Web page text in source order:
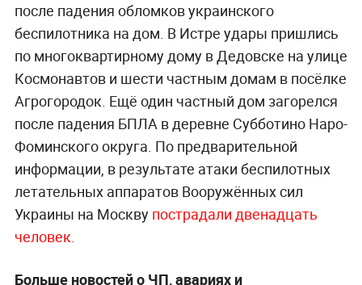
после падения обломков украинского
беспилотника на дом. В Истре удары пришлись
по многоквартирному дому в Дедовске на улице
Космонавтов и шести частным домам в посёлке
Агрогородок. Ещё один частный дом загорелся
после падения БПЛА в деревне Субботино Наро-
Фоминского округа. По предварительной
информации, в результате атаки беспилотных
летательных аппаратов Вооружённых сил
Украины на Москву пострадали двенадцать
человек.
Больше новостей о ЧП, авариях и